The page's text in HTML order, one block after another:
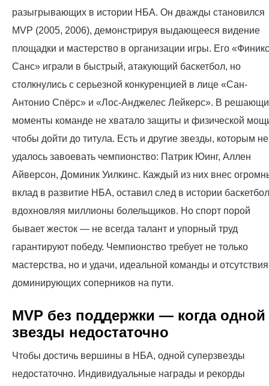
разыгрывающих в истории НБА. Он дважды становился
MVP (2005, 2006), демонстрируя выдающееся видение
площадки и мастерство в организации игры. Его «Финикс
Санс» играли в быстрый, атакующий баскетбол, но
столкнулись с серьезной конкуренцией в лице «Сан-
Антонио Спёрс» и «Лос-Анджелес Лейкерс». В
моменты команде не хватало защиты и физической
чтобы дойти до титула. Есть и другие звезды, которым не
удалось завоевать чемпионство: Патрик Юинг, Аллен
Айверсон, Доминик Уилкинс. Каждый из них внес
вклад в развитие НБА, оставил след в истории
вдохновляя миллионы болельщиков. Но спорт порой
бывает жесток — не всегда талант и упорный труд
гарантируют победу. Чемпионство требует не только
мастерства, но и удачи, идеальной команды и отсутствия
доминирующих соперников на пути.
MVP без поддержки — когда одной
звезды недостаточно
Чтобы достичь вершины в НБА, одной суперзвезды
недостаточно. Индивидуальные награды и рекорды